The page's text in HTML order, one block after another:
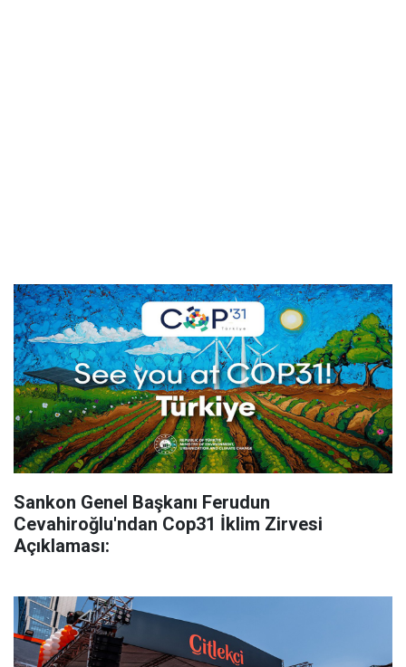
Sankon Genel Başkanı Ferudun
Cevahiroğlu'ndan Cop31 İklim Zirvesi
Açıklaması: